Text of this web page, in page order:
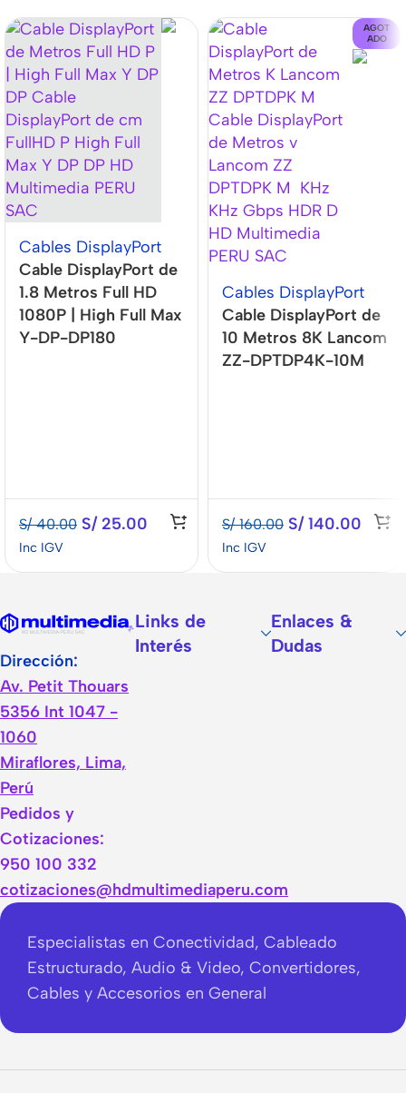
Cables DisplayPort
Cable DisplayPort de
1.8 Metros Full HD
1080P | High Full Max
Y-DP-DP180
S/40.00 S/25.00
Inc IGV
AGOT
ADO
Cables DisplayPort
Cable DisplayPort de
10 Metros 8K Lancom
ZZ-DPTDP4K-10M
S/160.00 S/140.00
Inc IGV
Dirección:
Av. Petit Thouars
5356 Int 1047 -
1060
Miraflores, Lima,
Perú
Pedidos y
Cotizaciones:
950 100 332
cotizaciones@hdmultimediaperu.com
Links de
Interés
Enlaces &
Dudas
Especialistas en Conectividad, Cableado
Estructurado, Audio & Video, Convertidores,
Cables y Accesorios en General